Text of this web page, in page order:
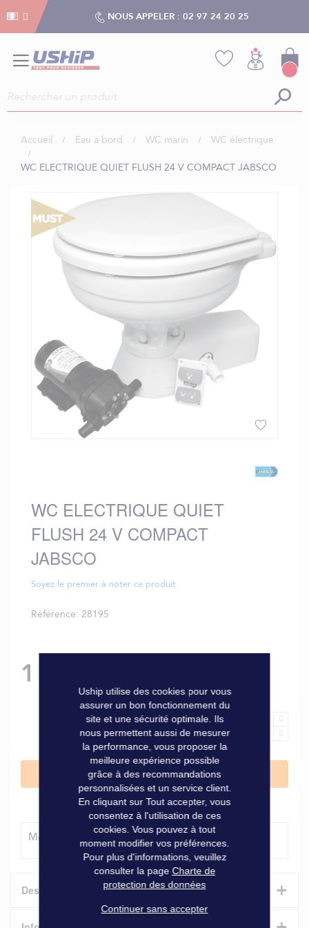
NOUS APPELER : 02 97 24 20 25
Accueil Eau à bord WC marin WC électrique
WC ELECTRIQUE QUIET FLUSH 24 V COMPACT JABSCO
Skip
to
the
end
of
the
images
WC ELECTRIQUE QUIET
FLUSH 24 V COMPACT
JABSCO
Soyez le premier à noter ce produit
Référence 28195
1 025,00 €
Ajouter au panier
Modes de livraison
Description +
Référence Jabsco : 37245-3094
Gestion des cookies
Uship utilise des cookies pour vous
assurer un bon fonctionnement du
site et une sécurité optimale. Ils
nous permettent aussi de mesurer
la performance, vous proposer la
meilleure expérience possible
grâce à des recommandations
personnalisées et un service client.
En cliquant sur Tout accepter, vous
consentez à l'utilisation de ces
cookies. Vous pouvez à tout
moment modifier vos préférences.
Pour plus d'informations, veuillez
consulter la page Charte de
protection des données
Continuer sans accepter
Gestion des cookies